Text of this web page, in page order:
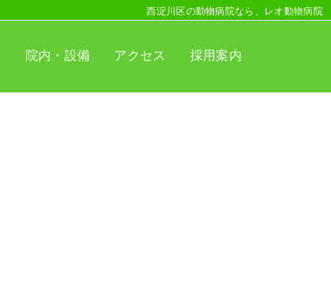
西淀川区の動物病院なら、レオ動物病院
院内・設備 アクセス 採用案内